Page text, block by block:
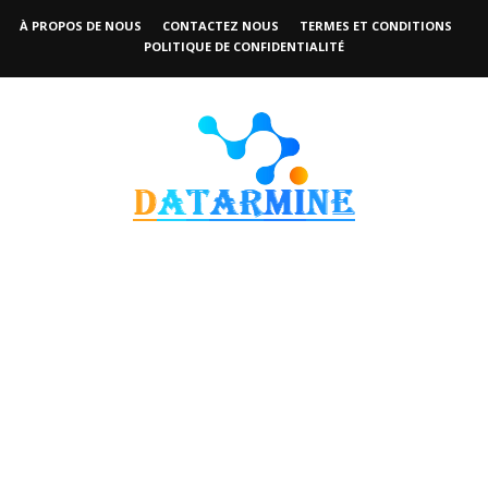
À PROPOS DE NOUS CONTACTEZ NOUS
TERMES ET CONDITIONS
POLITIQUE DE CONFIDENTIALITÉ